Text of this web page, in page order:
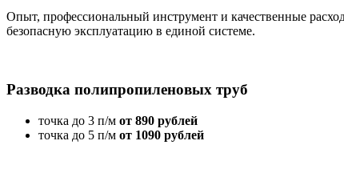
Опыт, профессиональный инструмент и качественные
безопасную эксплуатацию в единой системе.
Разводка полипропиленовых труб
точка до 3 п/м от 890 рублей
точка до 5 п/м от 1090 рублей